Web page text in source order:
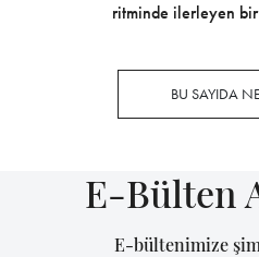
ritminde ilerleyen bir
BU SAYIDA
E-Bülten
E-bültenimize